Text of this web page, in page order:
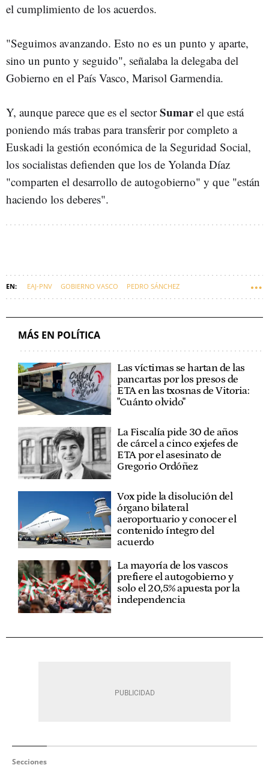
el cumplimiento de los acuerdos.
"Seguimos avanzando. Esto no es un punto y aparte,
sino un punto y seguido", señalaba la delegaba del
Gobierno en el País Vasco, Marisol Garmendia.
Y, aunque parece que es el sectorSumarel que está
poniendo más trabas para transferir por completo a
Euskadi la gestión económica de la Seguridad Social,
los socialistas defienden que los de Yolanda Díaz
"comparten el desarrollo de autogobierno" y que "están
haciendo los deberes".
EAJ-PNV GOBIERNO VASCO PEDRO SÁNCHEZ
IMANOL PRADALES ESTATUTO VASCO
MÁS EN POLÍTICA
Las víctimas se hartan de las
pancartas por los presos de
ETA en las txosnas de Vitoria:
"Cuánto olvido"
La Fiscalía pide 30 de años
de cárcel a cinco exjefes de
ETA por el asesinato de
Gregorio Ordóñez
Vox pide la disolución del
órgano bilateral
aeroportuario y conocer el
contenido íntegro del
acuerdo
La mayoría de los vascos
prefiere el autogobierno y
solo el 20,5% apuesta por la
independencia
Secciones